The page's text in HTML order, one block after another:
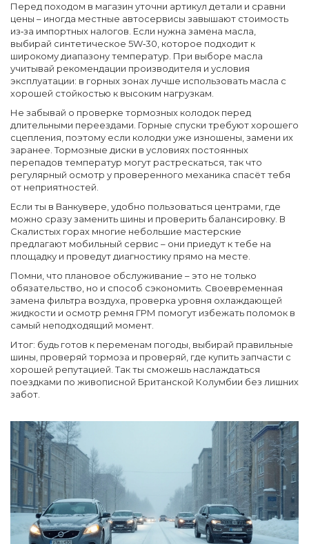
Перед походом в магазин уточни артикул детали и сравни
цены – иногда местные автосервисы завышают стоимость
из‑за импортных налогов. Если нужна замена масла,
выбирай синтетическое 5W‑30, которое подходит к
широкому диапазону температур. При выборе масла
учитывай рекомендации производителя и условия
эксплуатации: в горных зонах лучше использовать масла с
хорошей стойкостью к высоким нагрузкам.
Не забывай о проверке тормозных колодок перед
длительными переездами. Горные спуски требуют хорошего
сцепления, поэтому если колодки уже изношены, замени их
заранее. Тормозные диски в условиях постоянных
перепадов температур могут растрескаться, так что
регулярный осмотр у проверенного механика спасёт тебя
от неприятностей.
Если ты в Ванкувере, удобно пользоваться центрами, где
можно сразу заменить шины и проверить балансировку. В
Скалистых горах многие небольшие мастерские
предлагают мобильный сервис – они приедут к тебе на
площадку и проведут диагностику прямо на месте.
Помни, что плановое обслуживание – это не только
обязательство, но и способ сэкономить. Своевременная
замена фильтра воздуха, проверка уровня охлаждающей
жидкости и осмотр ремня ГРМ помогут избежать поломок в
самый неподходящий момент.
Итог: будь готов к переменам погоды, выбирай правильные
шины, проверяй тормоза и проверяй, где купить запчасти с
хорошей репутацией. Так ты сможешь наслаждаться
поездками по живописной Британской Колумбии без лишних
забот.